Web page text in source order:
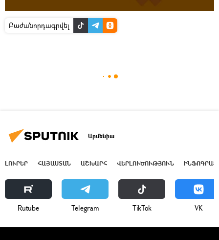
Բաժանորդագրվել
Արմենիա
ԼՈՒՐԵՐ ՀԱՅԱՍՏԱՆ ԱՇԽԱՐՀ ՎԵՐԼՈՒԾՈՒԹՅՈՒՆ
Rutube Telegram ТikТоk VK